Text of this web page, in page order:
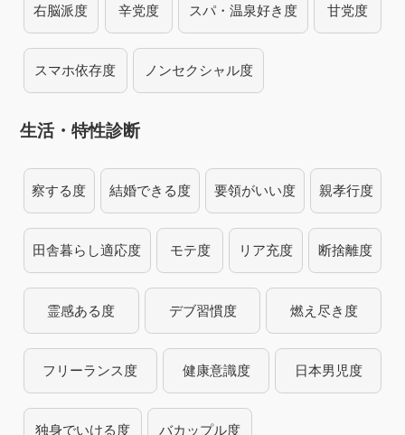
右脳派度 辛党度 スパ・温泉好き度 甘党度
スマホ依存度 ノンセクシャル度
生活・特性診断
察する度 結婚できる度 要領がいい度 親孝行度
田舎暮らし適応度 モテ度 リア充度 断捨離度
霊感ある度 デブ習慣度 燃え尽き度
フリーランス度 健康意識度 日本男児度
独身でいける度 バカップル度